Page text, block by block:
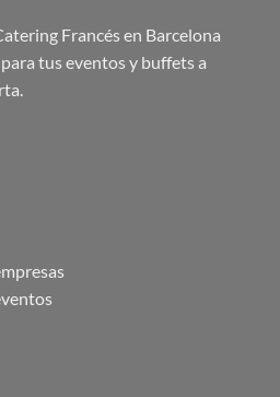
Francés en Barcelona
tus eventos y buffets a